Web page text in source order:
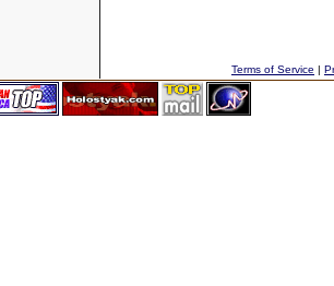
Terms of Service |